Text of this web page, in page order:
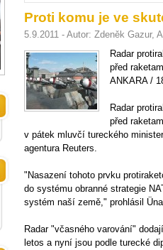
Proti komu je ve
5.9.2011 - Autor: Zdeněk Gazur,
Radar
před
ANKARA /
Radar
před
v pátek mluvčí tureckého
agentura Reuters.
"Nasazení tohoto prvku
do systému obranné strategie
systém naší země," prohlásil
Radar "včasného varování"
letos a nyní jsou podle turecké